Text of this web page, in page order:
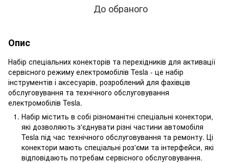
До обраного
Опис
Набір спеціальних конекторів та перехідників для активації
сервісного режиму електромобілів Tesla - це набір
інструментів і аксесуарів, розроблений для фахівців
обслуговування та технічного обслуговування
електромобілів Tesla.
Набір містить в собі різноманітні спеціальні конектори,
які дозволяють з'єднувати різні частини автомобіля
Tesla під час технічного обслуговування та ремонту. Ці
конектори мають спеціальні роз'єми та інтерфейси, які
відповідають потребам сервісного обслуговування.